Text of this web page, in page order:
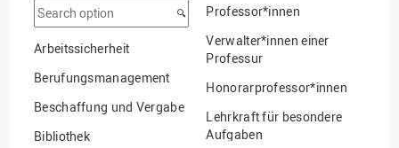
Search
option
Arbeitssicherheit
Berufungsmanagement
Beschaffung und Vergabe
Bibliothek
Professor*innen
Verwalter*innen einer
Professur
Honorarprofessor*innen
Lehrkraft für besondere
Aufgaben